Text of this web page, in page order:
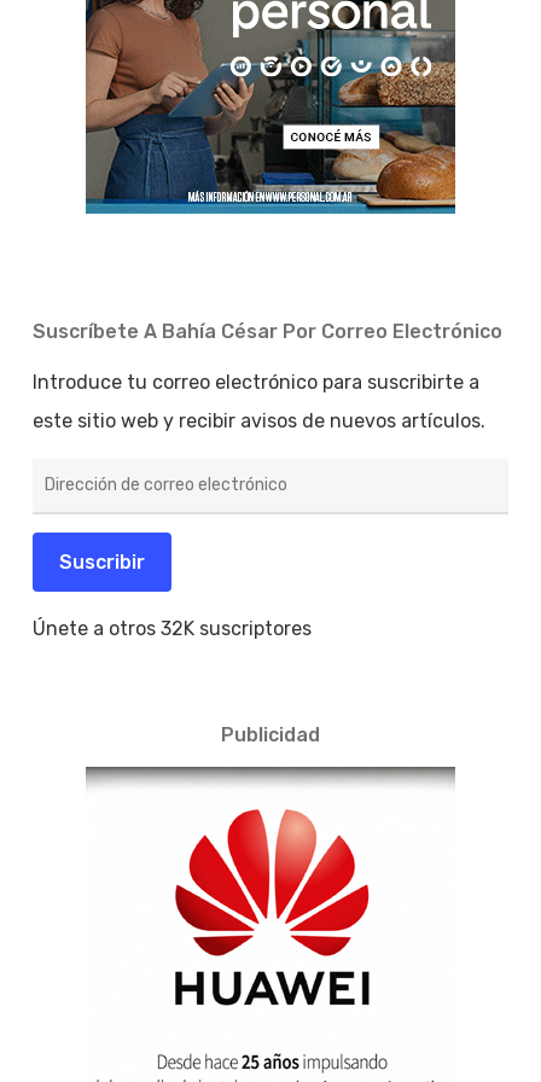
Suscríbete A Bahía César Por Correo Electrónico
Introduce tu correo electrónico para suscribirte a
este sitio web y recibir avisos de nuevos artículos.
de
electrónico
Suscribir
Únete a otros 32K suscriptores
Publicidad